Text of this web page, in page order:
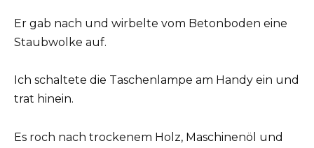
Er gab nach und wirbelte vom Betonboden eine
Staubwolke auf.
Ich schaltete die Taschenlampe am Handy ein und
trat hinein.
Es roch nach trockenem Holz, Maschinenöl und